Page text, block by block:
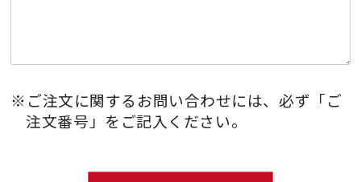
※ご注文に関するお問い合わせには、必ず「ご
注文番号」をご記入ください。